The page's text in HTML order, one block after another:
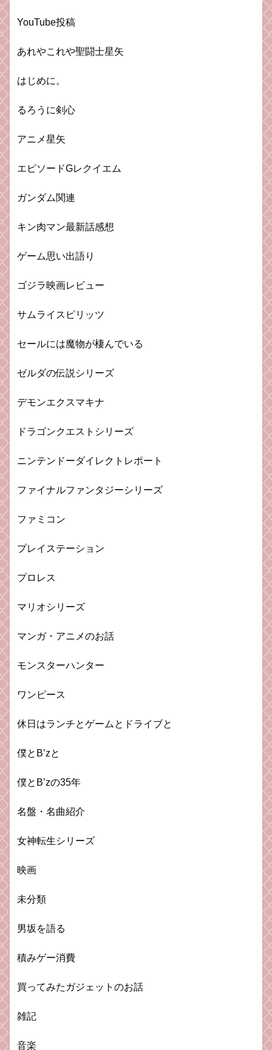
YouTube投稿
あれやこれや聖闘士星矢
はじめに。
るろうに剣心
アニメ星矢
エピソードGレクイエム
ガンダム関連
キン肉マン最新話感想
ゲーム思い出語り
ゴジラ映画レビュー
サムライスピリッツ
セールには魔物が棲んでいる
ゼルダの伝説シリーズ
デモンエクスマキナ
ドラゴンクエストシリーズ
ニンテンドーダイレクトレポート
ファイナルファンタジーシリーズ
ファミコン
プレイステーション
プロレス
マリオシリーズ
マンガ・アニメのお話
モンスターハンター
ワンピース
休日はランチとゲームとドライブと
僕とB’zと
僕とB’zの35年
名盤・名曲紹介
女神転生シリーズ
映画
未分類
男坂を語る
積みゲー消費
買ってみたガジェットのお話
雑記
音楽